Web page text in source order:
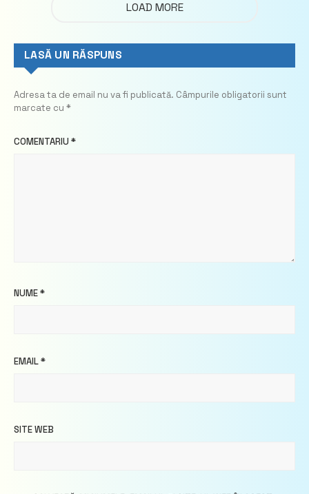
LOAD MORE
LASĂ UN RĂSPUNS
Adresa ta de email nu va fi publicată. Câmpurile obligatorii sunt
marcate cu *
COMENTARIU *
NUME*
EMAIL*
SITE WEB